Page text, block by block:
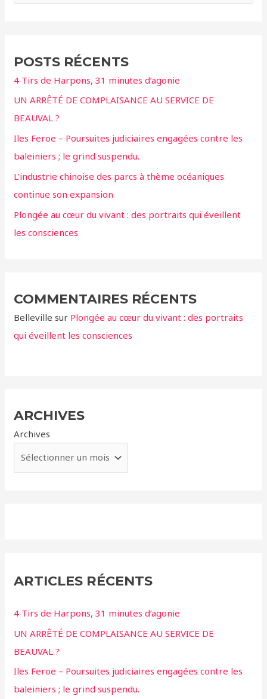
r
c
h
e
r
:
POSTS RÉCENTS
4 Tirs de Harpons, 31 minutes d’agonie
UN ARRÊTÉ DE COMPLAISANCE AU SERVICE DE
BEAUVAL ?
Iles Feroe – Poursuites judiciaires engagées contre les
baleiniers ; le grind suspendu.
L’industrie chinoise des parcs à thème océaniques
continue son expansion
Plongée au cœur du vivant : des portraits qui éveillent
les consciences
COMMENTAIRES RÉCENTS
Belleville sur Plongée au cœur du vivant : des portraits
qui éveillent les consciences
ARCHIVES
Archives
ARTICLES RÉCENTS
4 Tirs de Harpons, 31 minutes d’agonie
UN ARRÊTÉ DE COMPLAISANCE AU SERVICE DE
BEAUVAL ?
Iles Feroe – Poursuites judiciaires engagées contre les
baleiniers ; le grind suspendu.